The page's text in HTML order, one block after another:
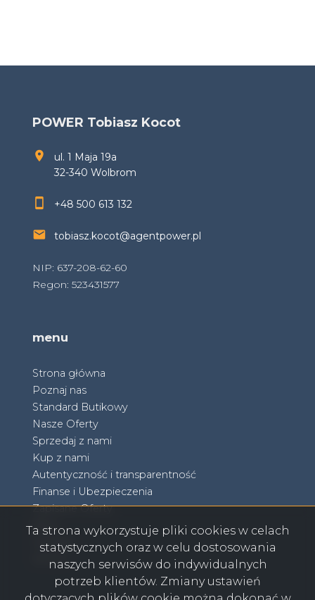
POWER Tobiasz Kocot
ul. 1 Maja 19a
32-340 Wolbrom
+48 500 613 132
tobiasz.kocot@agentpower.pl
NIP: 637-208-62-60
Regon: 523431577
menu
Strona główna
Poznaj nas
Standard Butikowy
Nasze Oferty
Sprzedaj z nami
Kup z nami
Autentyczność i transparentność
Finanse i Ubezpieczenia
Zapisane Oferty
Blog
Kontakt
RODO
Ta strona wykorzystuje pliki cookies w celach
statystycznych oraz w celu dostosowania
naszych serwisów do indywidualnych
potrzeb klientów. Zmiany ustawień